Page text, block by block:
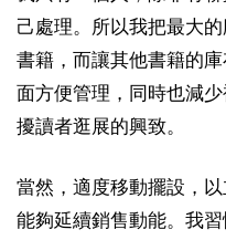
己處理。所以我把最大
書籍，而讓其他書籍的
面方便管理，同時也減
擾讀者逛展的興致。
當然，適度移動擺設，
能夠延續銷售動能。我